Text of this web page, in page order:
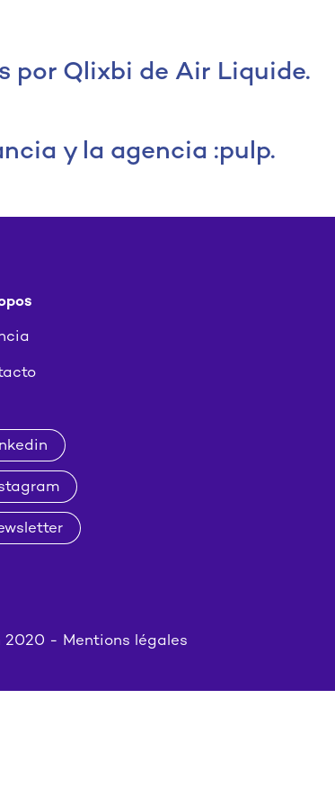
por Qlixbi de Air Liquide.
y la agencia :pulp.
2020 - Mentions légales